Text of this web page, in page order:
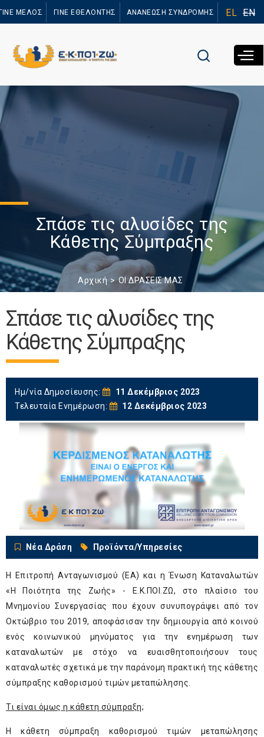
προς το
ΜΕΛΟΣ ΓΙΝΕ ΕΘΕΛΟΝΤΗΣ ΑΝΑΝΕΩΣΗ ΣΥΝΔΡΟΜΗΣ EL EN
Σπάσε τις αλυσίδες της
Κάθετης Σύμπραξης
Αρχική ΟΙ ΔΡΑΣΕΙΣ ΜΑΣ
Σπάσε τις αλυσίδες της
Κάθετης Σύμπραξης
Ημ/νία Δημοσίευσης:
11 Δεκέμβριος 2023
Τελευταία Ενημέρωση:
12 Δεκέμβριος 2023
Νέα Δράση Προϊόντα/Υπηρεσίες
Η Επιτροπή Ανταγωνισμού (ΕΑ) και η Ένωση Καταναλωτών
«Η Ποιότητα της Ζωής» - Ε.Κ.ΠΟΙ.ΖΩ, στο πλαίσιο του
Μνημονίου Συνεργασίας που έχουν συνυπογράψει από τον
Οκτώβριο του 2019, αποφάσισαν την δημιουργία από κοινού
ενός κοινωνικού μηνύματος για την ενημέρωση των
καταναλωτών με στόχο να ευαισθητοποιήσουν τους
καταναλωτές σχετικά με την παράνομη πρακτική της κάθετης
σύμπραξης καθορισμού τιμών μεταπώλησης.
Τι είναι όμως η κάθετη σύμπραξη;
Η κάθετη σύμπραξη καθορισμού τιμών μεταπώλησης